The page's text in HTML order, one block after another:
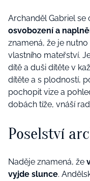
Archanděl Gabriel
osvobození a
znamená, že je
vlastního mateřství.
dítě a duši dítěte v
dítěte a s plodností,
pochopit vize a
dobách tíže, vnáší
Poselství
Naděje znamená, že
vyjde slunce.